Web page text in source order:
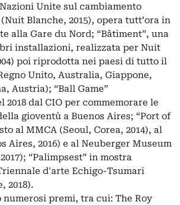
Unite sul cambiamento
Blanche, 2015), opera tutt’ora in
alla Gare du Nord; “Bâtiment”, una
installazioni, realizzata per Nuit
poi riprodotta nei paesi di tutto il
Unito, Australia, Giappone,
Austria); “Ball Game”
2018 dal CIO per commemorare le
gioventù a Buenos Aires; “Port of
al MMCA (Seoul, Corea, 2014), al
Aires, 2016) e al Neuberger Museum
“Palimpsest” in mostra
d'arte Echigo-Tsumari
2018).
premi, tra cui: The Roy